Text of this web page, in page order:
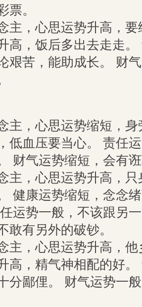
票。
主，心思运势升高，
高，饭后多出去走走
艰苦，能助成长。 财
主，心思运势缩短，
低血压要当心。 责任
财气运势缩短，会有
主，心思运势升高，
健康运势缩短，念念
运势一般，不该跟另
敢有另外的破钞。
主，心思运势升高，
高，精气神相配的好
分鄙俚。 财气运势一